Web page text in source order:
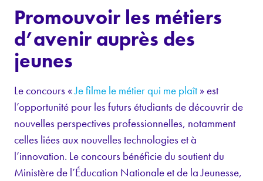
Promouvoir les métiers
d’avenir auprès des
jeunes
Le concours «Je filme le métier qui me plaît » est
l’opportunité pour les futurs étudiants de découvrir de
nouvelles perspectives professionnelles, notamment
celles liées aux nouvelles technologies et à
l’innovation. Le concours bénéficie du soutient du
Ministère de l’Éducation Nationale et de la Jeunesse,